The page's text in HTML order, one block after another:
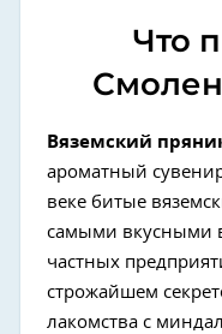
Что
Вяземский
ароматный
веке битые
самыми вкусными
частных
строжайшем
лакомства с